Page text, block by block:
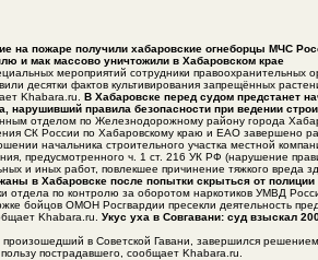
на пожаре получили хабаровские огнеборцы МЧС
и мак массово уничтожили в Хабаровском крае
мероприятий сотрудники правоохранительных
десятки фактов культивирования запрещённых
Khabara.ru. В Хабаровске перед судом предстанет
нарушивший правила безопасности при ведении
отделом по Железнодорожному району города
СК России по Хабаровскому краю и ЕАО завершено
начальника строительного участка местной
предусмотренного ч. 1 ст. 216 УК РФ (нарушение
и иных работ, повлекшее причинение тяжкого вреда
в Хабаровске после попытки скрыться от полиции
отдела по контролю за оборотом наркотиков УМВД
бойцов ОМОН Росгвардии пресекли деятельность
Khabara.ru. Укус уха в Совгавани: суд взыскал
в Советской Гавани, завершился
пострадавшего, сообщает Khabara.ru.